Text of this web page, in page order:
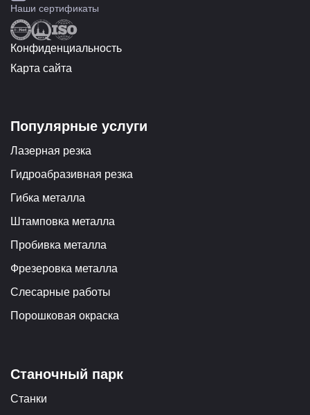
Наши сертификаты
Конфиденциальность
Карта сайта
Популярные услуги
Лазерная резка
Гидроабразивная резка
Гибка металла
Штамповка металла
Пробивка металла
Фрезеровка металла
Слесарные работы
Порошковая окраска
Станочный парк
Станки